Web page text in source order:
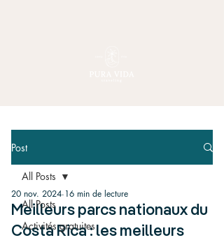
Post
All Posts
Activités gratuites
All Posts
Meilleurs parcs nationaux du
Costa Rica : les meilleurs
20 nov. 2024 16 min de lecture